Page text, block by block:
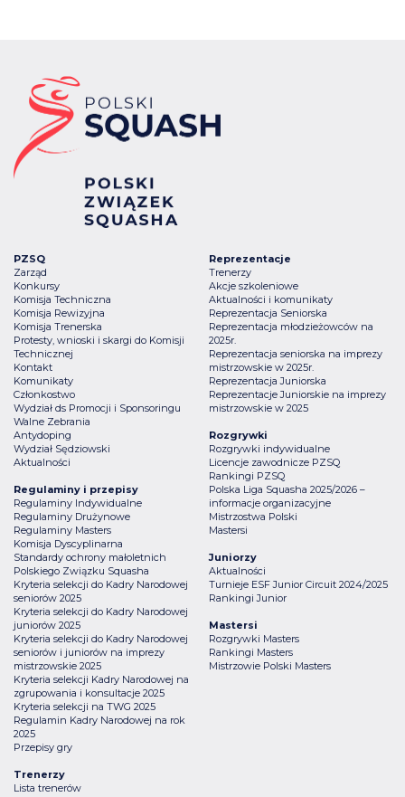
PZSQ
Zarząd
Konkursy
Komisja Techniczna
Komisja Rewizyjna
Komisja Trenerska
Protesty, wnioski i skargi do Komisji
Technicznej
Kontakt
Komunikaty
Członkostwo
Wydział ds Promocji i Sponsoringu
Walne Zebrania
Antydoping
Wydział Sędziowski
Aktualności
Reprezentacje
Trenerzy
Akcje szkoleniowe
Aktualności i komunikaty
Reprezentacja Seniorska
Reprezentacja młodzieżowców na
2025r.
Reprezentacja seniorska na imprezy
mistrzowskie w 2025r.
Reprezentacja Juniorska
Reprezentacje Juniorskie na imprezy
mistrzowskie w 2025
Rozgrywki
Rozgrywki indywidualne
Licencje zawodnicze PZSQ
Rankingi PZSQ
Polska Liga Squasha 2025/2026 –
informacje organizacyjne
Mistrzostwa Polski
Mastersi
Juniorzy
Aktualności
Turnieje ESF Junior Circuit 2024/2025
Rankingi Junior
Mastersi
Rozgrywki Masters
Rankingi Masters
Mistrzowie Polski Masters
Regulaminy i przepisy
Regulaminy Indywidualne
Regulaminy Drużynowe
Regulaminy Masters
Komisja Dyscyplinarna
Standardy ochrony małoletnich
Polskiego Związku Squasha
Kryteria selekcji do Kadry Narodowej
seniorów 2025
Kryteria selekcji do Kadry Narodowej
juniorów 2025
Kryteria selekcji do Kadry Narodowej
seniorów i juniorów na imprezy
mistrzowskie 2025
Kryteria selekcji Kadry Narodowej na
zgrupowania i konsultacje 2025
Kryteria selekcji na TWG 2025
Regulamin Kadry Narodowej na rok
2025
Przepisy gry
Trenerzy
Lista trenerów